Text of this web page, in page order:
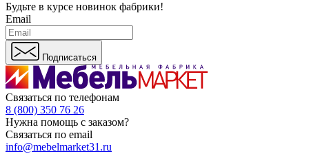
Будьте в курсе новинок фабрики!
Email
Подписаться
Связаться по телефонам
8 (800) 350 76 26
Нужна помощь с заказом?
Связаться по email
info@mebelmarket31.ru